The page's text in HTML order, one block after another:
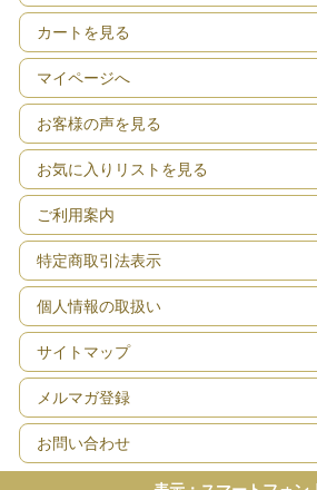
カートを見る
マイページへ
お客様の声を見る
お気に入りリストを見る
ご利用案内
特定商取引法表示
個人情報の取扱い
サイトマップ
メルマガ登録
お問い合わせ